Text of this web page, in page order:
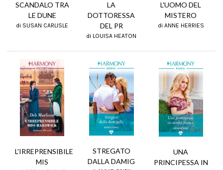
SCANDALO TRA
LE DUNE
di SUSAN CARLISLE
LA
DOTTORESSA
DEL PR
di LOUISA HEATON
L'UOMO DEL
MISTERO
di ANNE HERRIES
L'IRREPRENSIBILE
MIS
STREGATO
DALLA DAMIG
UNA
PRINCIPESSA IN